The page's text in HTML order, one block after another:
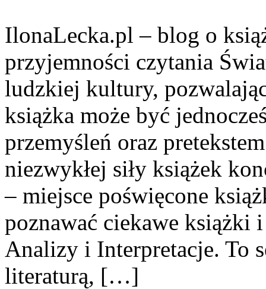
IlonaLecka.pl – blog o
przyjemności czytania
ludzkiej kultury,
książka może być
przemyśleń oraz
niezwykłej siły książek
– miejsce poświęcone
poznawać ciekawe książki
Analizy i Interpretacje. To
literaturą, […]